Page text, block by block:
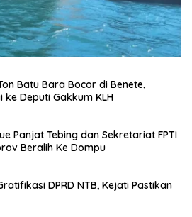
Batu Bara Bocor di Benete,
ke Deputi Gakkum KLH
Panjat Tebing dan Sekretariat FPTI
Beralih Ke Dompu
DPRD NTB, Kejati Pastikan